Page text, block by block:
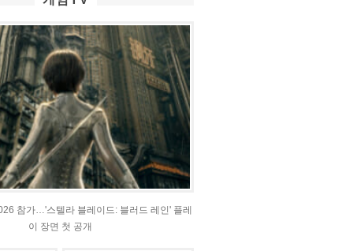
참가…'스텔라 블레이드: 블러드 레인' 플레
이 장면 첫 공개